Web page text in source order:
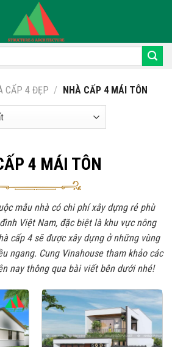
CẤP 4 ĐẸP / NHÀ CẤP 4 MÁI TÔN
4 MÁI TÔN
mẫu nhà có chi phí xây dựng rẻ phù
Việt Nam, đặc biệt là khu vực nông
cấp 4 sẽ được xây dựng ở những vùng
ngang. Cung Vinahouse tham khảo các
nay thông qua bài viết bên dưới nhé!